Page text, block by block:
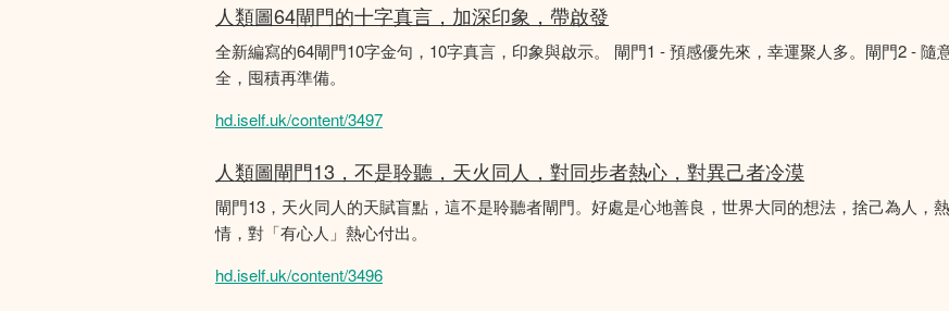
人類圖64閘門的十字真言，加深印象，帶啟發
全新編寫的64閘門10字金句，10字真言，印象與啟示。 閘門1 - 預感優先來，幸運聚人多。閘門2 - 隨
全，囤積再準備。
hd.iself.uk/content/3497
人類圖閘門13，不是聆聽，天火同人，對同步者熱心，對異己者冷漠
閘門13，天火同人的天賦盲點，這不是聆聽者閘門。好處是心地善良，世界大同的想法，捨己為人，
情，對「有心人」熱心付出。
hd.iself.uk/content/3496